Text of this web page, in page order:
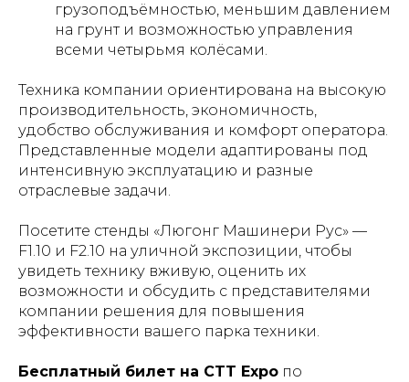
грузоподъёмностью, меньшим давлением
на грунт и возможностью управления
всеми четырьмя колёсами.
Техника компании ориентирована на высокую
производительность, экономичность,
удобство обслуживания и комфорт оператора.
Представленные модели адаптированы под
интенсивную эксплуатацию и разные
отраслевые задачи.
Посетите стенды «Люгонг Машинери Рус» —
F1.10 и F2.10 на уличной экспозиции, чтобы
увидеть технику вживую, оценить их
возможности и обсудить с представителями
компании решения для повышения
эффективности вашего парка техники.
Бесплатный билет на CTT Expo по